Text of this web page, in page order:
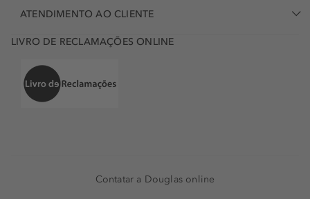
ATENDIMENTO AO CLIENTE
LIVRO DE RECLAMAÇÕES ONLINE
Contatar a Douglas online